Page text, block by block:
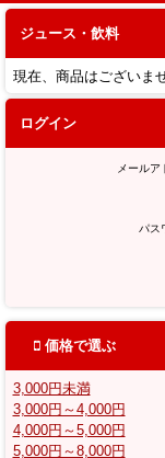
ジュース・飲料
現在、商品はございませ
ログイン
メールア
パス
価格で選ぶ
3,000円未満
3,000円～4,000円
4,000円～5,000円
5,000円～8,000円